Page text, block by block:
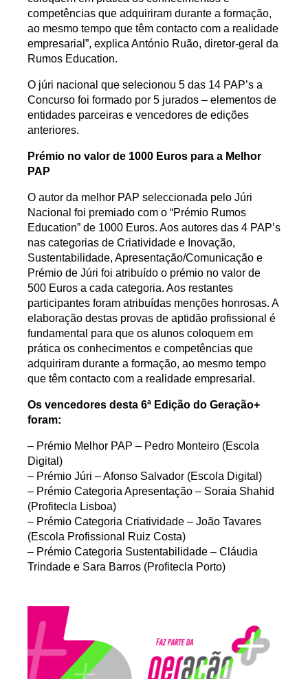
competências que adquiriram durante a formação,
ao mesmo tempo que têm contacto com a realidade
empresarial”, explica António Ruão, diretor-geral da
Rumos Education.
O júri nacional que selecionou 5 das 14 PAP’s a
Concurso foi formado por 5 jurados – elementos de
entidades parceiras e vencedores de edições
anteriores.
Prémio no valor de 1000 Euros para a Melhor
PAP
O autor da melhor PAP seleccionada pelo Júri
Nacional foi premiado com o “Prémio Rumos
Education” de 1000 Euros. Aos autores das 4 PAP’s
nas categorias de Criatividade e Inovação,
Sustentabilidade, Apresentação/Comunicação e
Prémio de Júri foi atribuído o prémio no valor de
500 Euros a cada categoria. Aos restantes
participantes foram atribuídas menções honrosas. A
elaboração destas provas de aptidão profissional é
fundamental para que os alunos coloquem em
prática os conhecimentos e competências que
adquiriram durante a formação, ao mesmo tempo
que têm contacto com a realidade empresarial.
Os vencedores desta 6ª Edição do Geração+
foram:
– Prémio Melhor PAP – Pedro Monteiro (Escola
Digital)
– Prémio Júri – Afonso Salvador (Escola Digital)
– Prémio Categoria Apresentação – Soraia Shahid
(Profitecla Lisboa)
– Prémio Categoria Criatividade – João Tavares
(Escola Profissional Ruiz Costa)
– Prémio Categoria Sustentabilidade – Cláudia
Trindade e Sara Barros (Profitecla Porto)